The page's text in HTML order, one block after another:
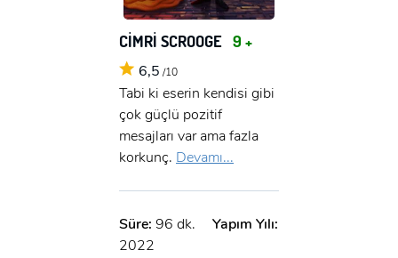
CİMRİ SCROOGE 9 +
6,5 /10
Tabi ki eserin kendisi gibi
çok güçlü pozitif
mesajları var ama fazla
korkunç. Devamı...
Süre: 96 dk.
Yapım Yılı:
2022